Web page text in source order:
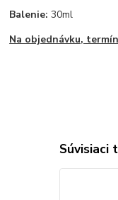
Balenie: 30ml
Na objednávku,
Súvisiaci